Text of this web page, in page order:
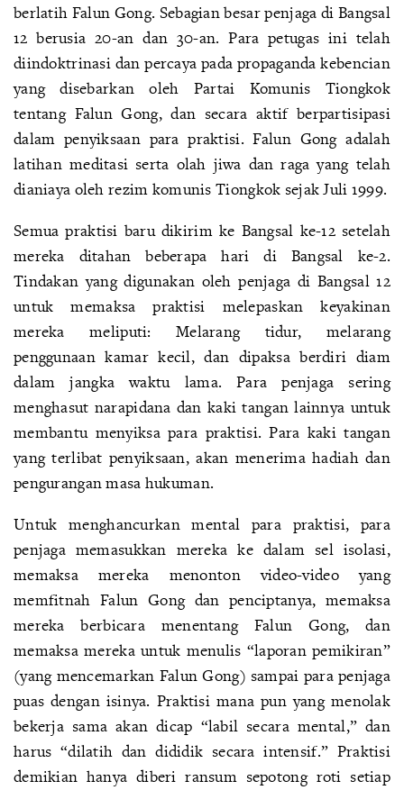
berlatih Falun Gong. Sebagian besar penjaga di Bangsal
12 berusia 20-an dan 30-an. Para petugas ini telah
diindoktrinasi dan percaya pada propaganda kebencian
yang disebarkan oleh Partai Komunis Tiongkok
tentang Falun Gong, dan secara aktif berpartisipasi
dalam penyiksaan para praktisi. Falun Gong adalah
latihan meditasi serta olah jiwa dan raga yang telah
dianiaya oleh rezim komunis Tiongkok sejak Juli 1999.
Semua praktisi baru dikirim ke Bangsal ke-12 setelah
mereka ditahan beberapa hari di Bangsal ke-2.
Tindakan yang digunakan oleh penjaga di Bangsal 12
untuk memaksa praktisi melepaskan keyakinan
mereka meliputi: Melarang tidur, melarang
penggunaan kamar kecil, dan dipaksa berdiri diam
dalam jangka waktu lama. Para penjaga sering
menghasut narapidana dan kaki tangan lainnya untuk
membantu menyiksa para praktisi. Para kaki tangan
yang terlibat penyiksaan, akan menerima hadiah dan
pengurangan masa hukuman.
Untuk menghancurkan mental para praktisi, para
penjaga memasukkan mereka ke dalam sel isolasi,
memaksa mereka menonton video-video yang
memfitnah Falun Gong dan penciptanya, memaksa
mereka berbicara menentang Falun Gong, dan
memaksa mereka untuk menulis “laporan pemikiran”
(yang mencemarkan Falun Gong) sampai para penjaga
puas dengan isinya. Praktisi mana pun yang menolak
bekerja sama akan dicap “labil secara mental,” dan
harus “dilatih dan dididik secara intensif.” Praktisi
demikian hanya diberi ransum sepotong roti setiap